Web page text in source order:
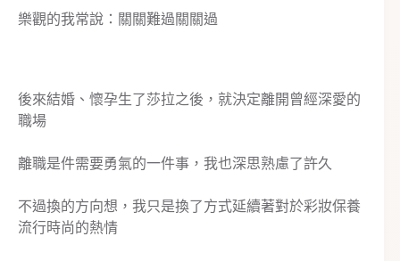
樂觀的我常說：關關難過關關過
後來結婚、懷孕生了莎拉之後，就決定離開曾經深愛的
職場
離職是件需要勇氣的一件事，我也深思熟慮了許久
不過換的方向想，我只是換了方式延續著對於彩妝保養
流行時尚的熱情